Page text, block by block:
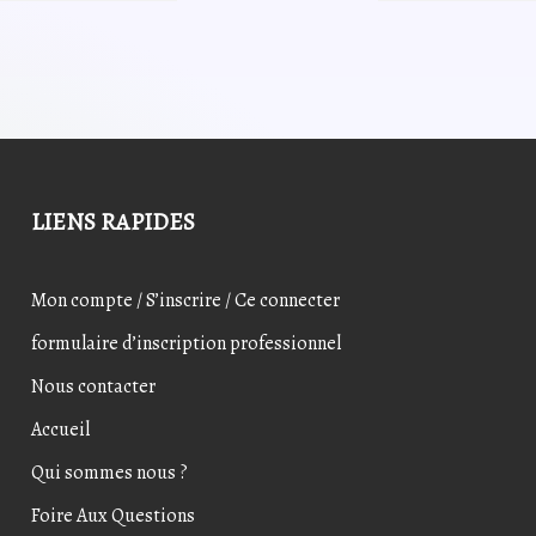
LIENS RAPIDES
Mon compte / S’inscrire / Ce connecter
formulaire d’inscription professionnel
Nous contacter
Accueil
Qui sommes nous ?
Foire Aux Questions